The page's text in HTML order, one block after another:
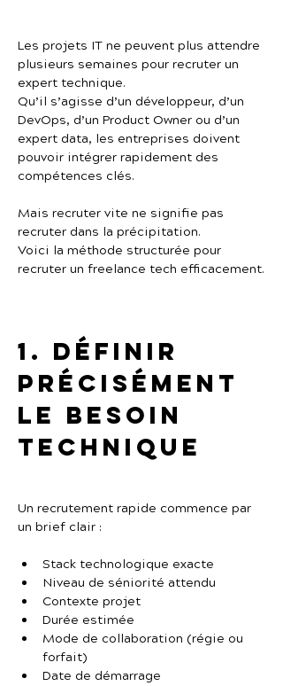
Les projets IT ne peuvent plus attendre
plusieurs semaines pour recruter un
expert technique.
Qu’il s’agisse d’un développeur, d’un
DevOps, d’un Product Owner ou d’un
expert data, les entreprises doivent
pouvoir intégrer rapidement des
compétences clés.
Mais recruter vite ne signifie pas
recruter dans la précipitation.
Voici la méthode structurée pour
recruter un freelance tech efficacement.
1. Définir
précisément
le besoin
technique
Un recrutement rapide commence par
un brief clair :
Stack technologique exacte
Niveau de séniorité attendu
Contexte projet
Durée estimée
Mode de collaboration (régie ou
forfait)
Date de démarrage